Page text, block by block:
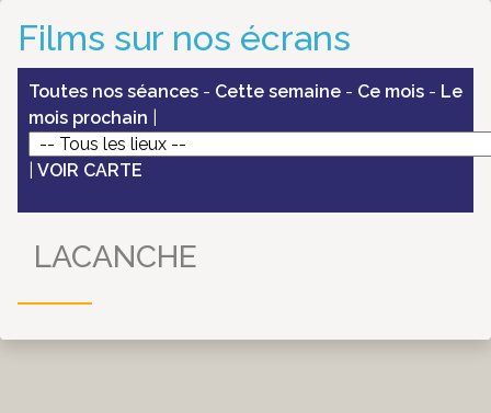
Films sur nos écrans
Toutes nos séances - Cette semaine - Ce mois - Le
mois prochain
VOIR CARTE
LACANCHE